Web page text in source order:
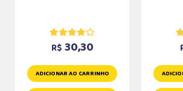
R$ 30,30
ADICIONAR AO CARRINHO